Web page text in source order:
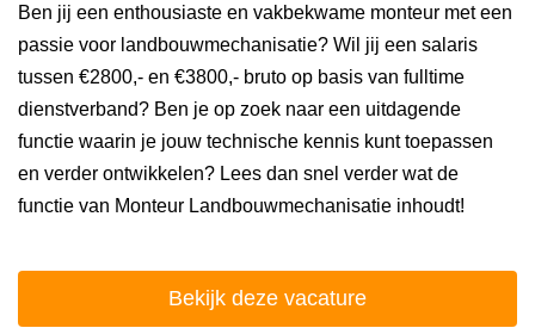
Ben jij een enthousiaste en vakbekwame monteur met een
passie voor landbouwmechanisatie? Wil jij een salaris
tussen €2800,- en €3800,- bruto op basis van fulltime
dienstverband? Ben je op zoek naar een uitdagende
functie waarin je jouw technische kennis kunt toepassen
en verder ontwikkelen? Lees dan snel verder wat de
functie van Monteur Landbouwmechanisatie inhoudt!
Bekijk deze vacature